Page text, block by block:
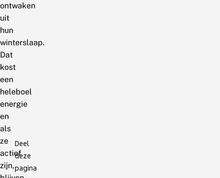
ontwaken
uit
hun
winterslaap.
Dat
kost
een
heleboel
energie
en
als
ze
actief
zijn,
Deel
deze
pagina